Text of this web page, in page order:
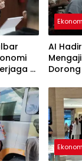
di
AI